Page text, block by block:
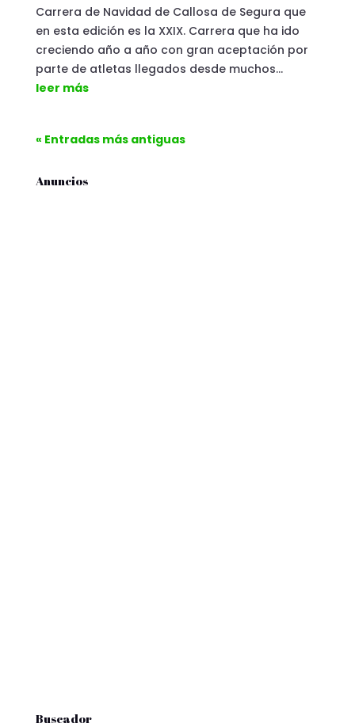
Carrera de Navidad de Callosa de Segura que
en esta edición es la XXIX. Carrera que ha ido
creciendo año a año con gran aceptación por
parte de atletas llegados desde muchos...
leer más
« Entradas más antiguas
Anuncios
Buscador